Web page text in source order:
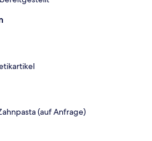
(auf Anfrage)